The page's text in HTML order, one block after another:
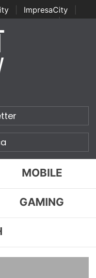
ImpresaCity
Awards | Italian
Awards
MOBILE
GAMING